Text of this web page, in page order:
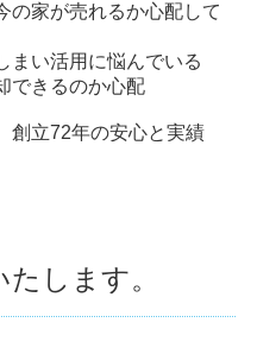
の家が売れるか心配して
まい活用に悩んでいる
できるのか心配
創立72年の安心と実績
します。